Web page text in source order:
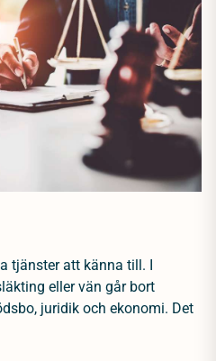
att känna till. I
eller vän går bort
juridik och ekonomi. Det